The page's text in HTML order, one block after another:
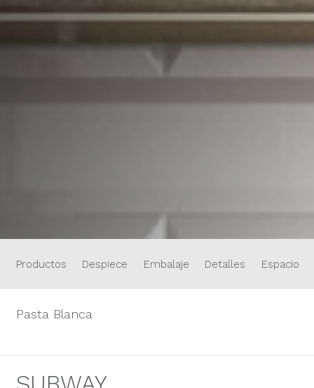
Productos Despiece Embalaje Detalles Espacios
Pasta Blanca